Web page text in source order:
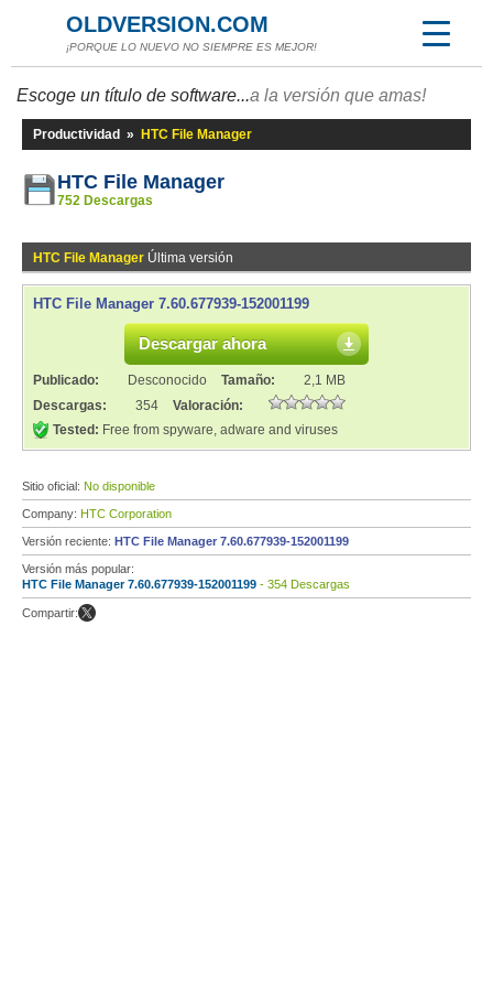
OLDVERSION.COM
¡PORQUE LO NUEVO NO SIEMPRE ES MEJOR!
Escoge un título de software...a la versión que amas!
Productividad » HTC File Manager
HTC File Manager
752 Descargas
HTC File Manager Última versión
HTC File Manager 7.60.677939-152001199
Descargar ahora
Publicado: Desconocido Tamaño:
2,1 MB
Descargas:
354
Valoración:
Tested: Free from spyware, adware and viruses
Sitio oficial: No disponible
Company: HTC Corporation
Versión reciente: HTC File Manager 7.60.677939-152001199
Versión más popular:
HTC File Manager 7.60.677939-152001199 - 354 Descargas
Compartir: